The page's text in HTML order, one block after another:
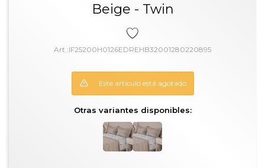
Beige - Twin
IF25200H0126EDREHB32001280220895
Este artículo está agotado.
Otras variantes disponibles: